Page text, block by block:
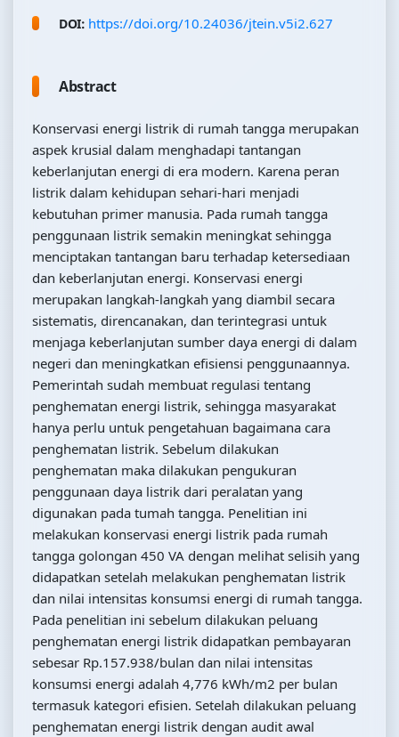
DOI: https://doi.org/10.24036/jtein.v5i2.627
Abstract
Konservasi energi listrik di rumah tangga merupakan
aspek krusial dalam menghadapi tantangan
keberlanjutan energi di era modern. Karena peran
listrik dalam kehidupan sehari-hari menjadi
kebutuhan primer manusia. Pada rumah tangga
penggunaan listrik semakin meningkat sehingga
menciptakan tantangan baru terhadap ketersediaan
dan keberlanjutan energi. Konservasi energi
merupakan langkah-langkah yang diambil secara
sistematis, direncanakan, dan terintegrasi untuk
menjaga keberlanjutan sumber daya energi di dalam
negeri dan meningkatkan efisiensi penggunaannya.
Pemerintah sudah membuat regulasi tentang
penghematan energi listrik, sehingga masyarakat
hanya perlu untuk pengetahuan bagaimana cara
penghematan listrik. Sebelum dilakukan
penghematan maka dilakukan pengukuran
penggunaan daya listrik dari peralatan yang
digunakan pada tumah tangga. Penelitian ini
melakukan konservasi energi listrik pada rumah
tangga golongan 450 VA dengan melihat selisih yang
didapatkan setelah melakukan penghematan listrik
dan nilai intensitas konsumsi energi di rumah tangga.
Pada penelitian ini sebelum dilakukan peluang
penghematan energi listrik didapatkan pembayaran
sebesar Rp.157.938/bulan dan nilai intensitas
konsumsi energi adalah 4,776 kWh/m2 per bulan
termasuk kategori efisien. Setelah dilakukan peluang
penghematan energi listrik dengan audit awal